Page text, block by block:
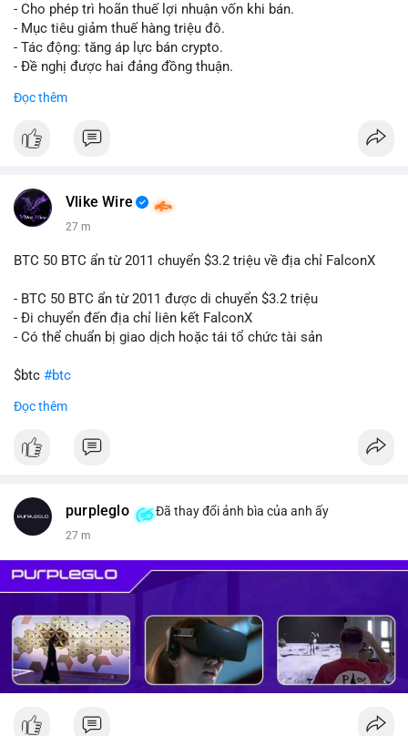
tái cơ cấu danh mục trước phiên giao dịch Âu-Mỹ. Tâm lý thị
trường có thể dao động nhẹ khi nhà đầu tư nhỏ lẻ theo dõi
động thái này.
và điểm đến của số BTC này trong 2-4 giờ tới. Nếu dòng tiền
phòng thủ. Nếu vào ví lạnh, có thể duy trì chiến lược nắm giữ
#160btc #vilanh #thanhkhoansan
- Cho phép trì hoãn thuế lợi nhuận vốn khi bán.
- Mục tiêu giảm thuế hàng triệu đô.
- Tác động: tăng áp lực bán crypto.
- Đề nghị được hai đảng đồng thuận.
📰 Nguồn: Cointelegraph
Đọc thêm
Vlike Wire
27 m
BTC 50 BTC ẩn từ 2011 chuyển $3.2 triệu về địa chỉ FalconX
- BTC 50 BTC ẩn từ 2011 được di chuyển $3.2 triệu
- Đi chuyển đến địa chỉ liên kết FalconX
- Có thể chuẩn bị giao dịch hoặc tái tổ chức tài sản
$btc #btc
#vlikevn
📰 Nguồn: CoinDesk
Đọc thêm
purpleglo Đã thay đổi ảnh bìa của anh ấy
27 m